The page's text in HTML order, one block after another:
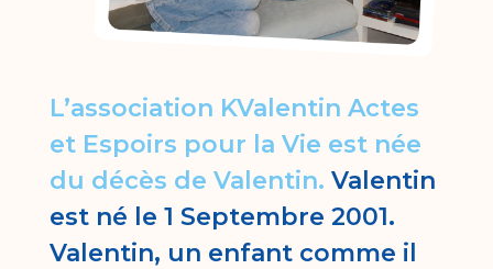
L’association KValentin Actes
et Espoirs pour la Vie est née
du décès de Valentin. Valentin
est né le 1 Septembre 2001.
Valentin, un enfant comme il